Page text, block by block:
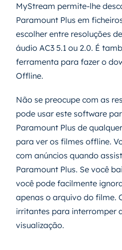
MyStream permite-lhe
Paramount Plus em
escolher entre resoluções
áudio AC3 5.1 ou 2.0. É
ferramenta para fazer o
Offline.
Não se preocupe com as
pode usar este software
Paramount Plus de
para ver os filmes offline.
com anúncios quando
Paramount Plus. Se você
você pode facilmente
apenas o arquivo do filme.
irritantes para interromper
visualização.